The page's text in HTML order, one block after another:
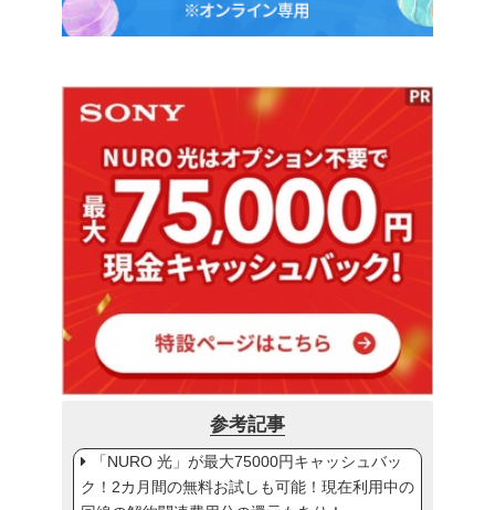
参考記事
「NURO 光」が最大75000円キャッシュバッ
ク！2カ月間の無料お試しも可能！現在利用中の